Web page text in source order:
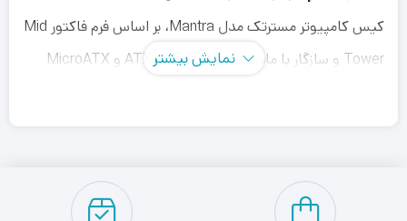
کیس کامپیوتر مسترتک مدل Mantra، بر اساس فرم فاکتور Mid
Tower و سازگار با مادربرد های ATX ،MiniITX و MicroATX
درب پنل کناری نیز از جنس پلاستیک شفاف و مقاوم در برابر
نمایش بیشتر